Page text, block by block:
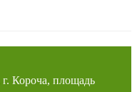
г. Короча, площадь